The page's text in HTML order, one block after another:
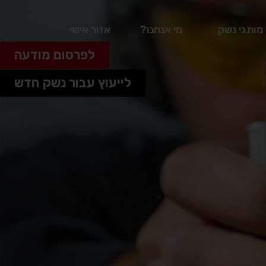
מותגי נשק מי אנחנו? אזור אישי
לפרסום מודעה
לייעוץ עבור נשק חדש